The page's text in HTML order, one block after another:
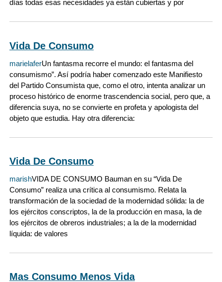
días todas esas necesidades ya están cubiertas y por
Vida De Consumo
marielaferUn fantasma recorre el mundo: el fantasma del
consumismo”. Así podría haber comenzado este Manifiesto
del Partido Consumista que, como el otro, intenta analizar un
proceso histórico de enorme trascendencia social, pero que, a
diferencia suya, no se convierte en profeta y apologista del
objeto que estudia. Hay otra diferencia:
Vida De Consumo
marishVIDA DE CONSUMO Bauman en su “Vida De
Consumo” realiza una crítica al consumismo. Relata la
transformación de la sociedad de la modernidad sólida: la de
los ejércitos conscriptos, la de la producción en masa, la de
los ejércitos de obreros industriales; a la de la modernidad
líquida: de valores
Mas Consumo Menos Vida